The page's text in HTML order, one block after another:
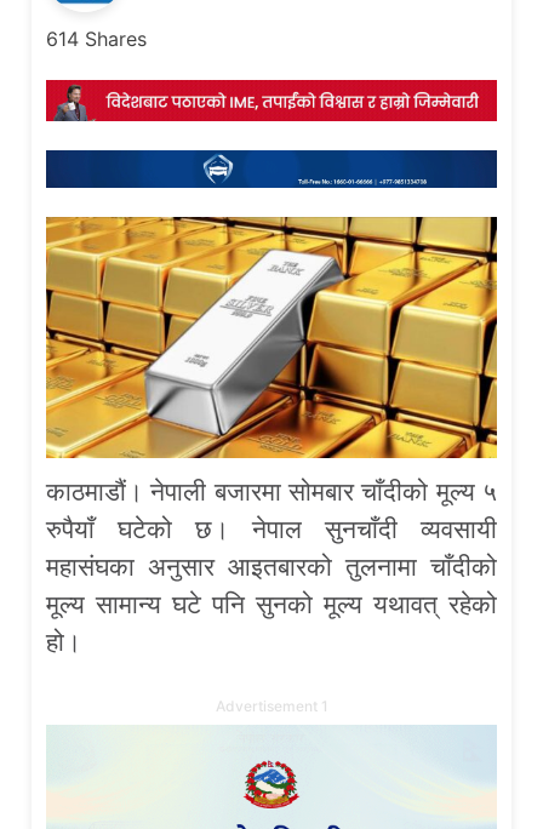
614 Shares
काठमाडौं। नेपाली बजारमा सोमबार चाँदीको मूल्य ५
रुपैयाँ घटेको छ। नेपाल सुनचाँदी व्यवसायी
महासंघका अनुसार आइतबारको तुलनामा चाँदीको
मूल्य सामान्य घटे पनि सुनको मूल्य यथावत् रहेको
हो।
Advertisement 1